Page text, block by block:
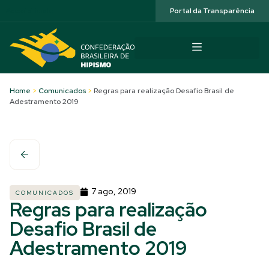
Portal da Transparência
Home > Comunicados > Regras para realização Desafio Brasil de
Adestramento 2019
COMUNICADOS 7 ago, 2019
Regras para realização
Desafio Brasil de
Adestramento 2019